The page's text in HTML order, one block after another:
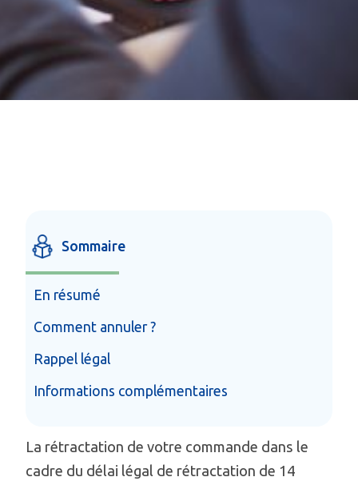
Sommaire
En résumé
Comment annuler ?
Rappel légal
Informations complémentaires
La rétractation de votre commande dans le
cadre du délai légal de rétractation de 14